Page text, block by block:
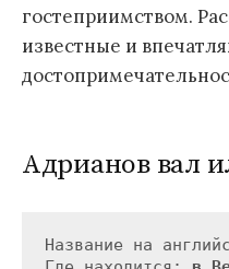
гостеприимством.
известные и
Адрианов вал
Название на